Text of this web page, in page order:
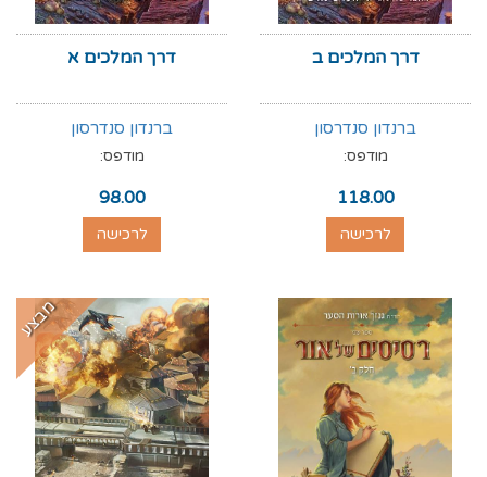
דרך המלכים ב
ברנדון סנדרסון
מודפס:
118.00
לרכישה
דרך המלכים א
ברנדון סנדרסון
מודפס:
98.00
לרכישה
מבצע